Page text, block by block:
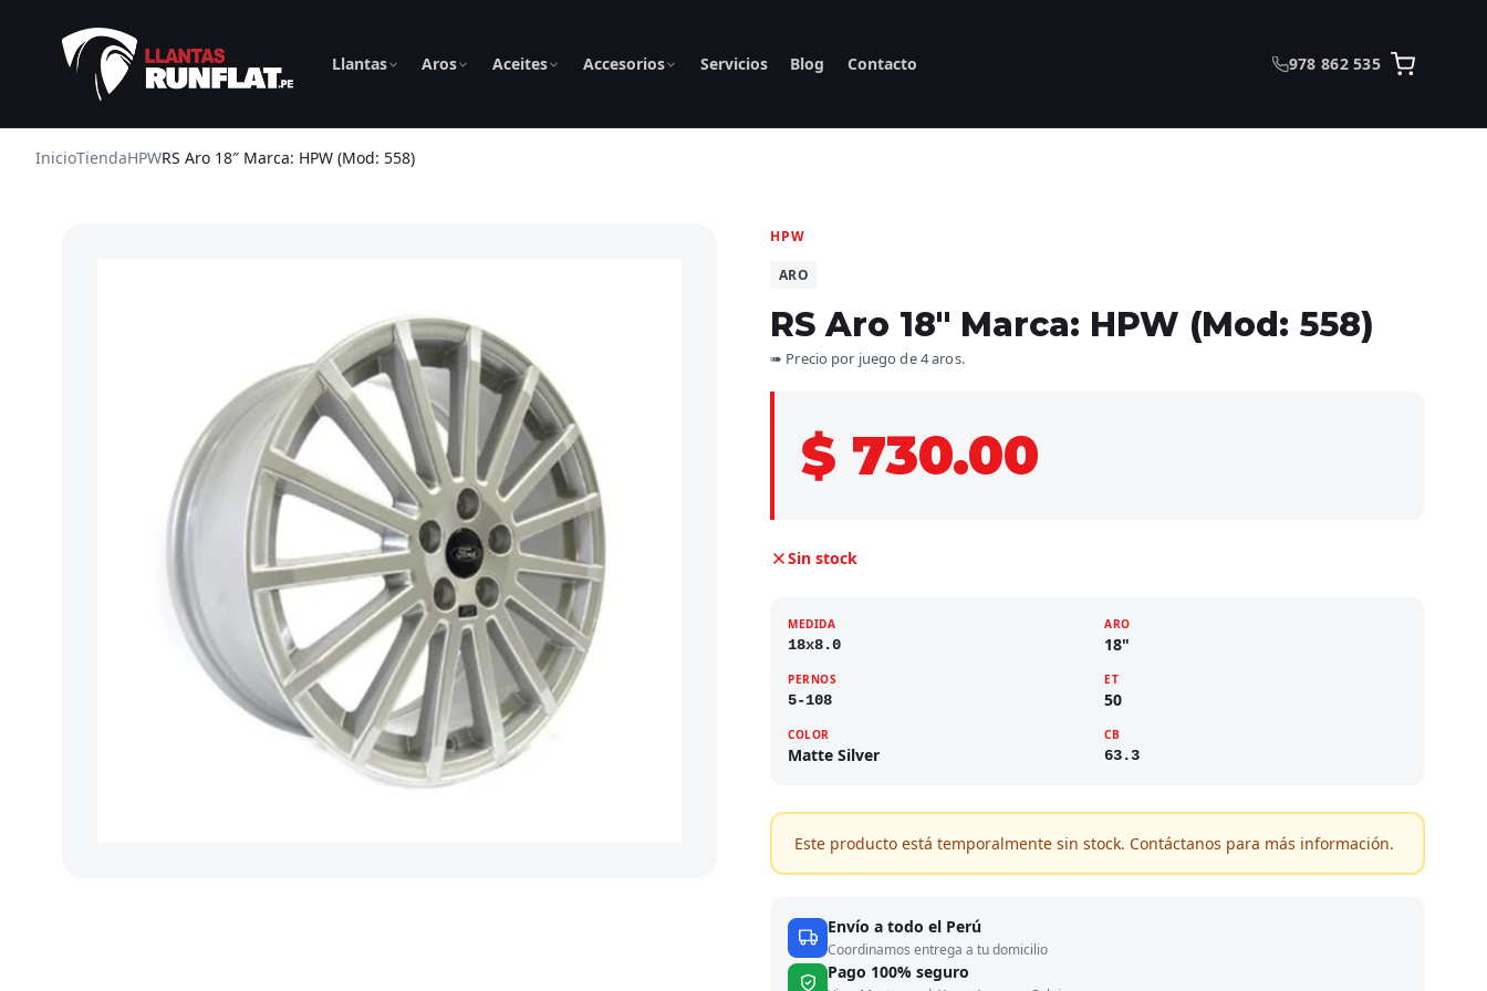
Llantas Aros Aceites Accesorios Servicios Blog Contacto 978 862 535
InicioTiendaHPWRS Aro 18″ Marca: HPW (Mod: 558)
HPW
ARO
RS Aro 18″ Marca: HPW (Mod: 558)
➠ Precio por juego de 4 aros.
$ 730.00
Sin stock
MEDIDA
18x8.0
ARO
18"
PERNOS
5-108
ET
50
COLOR
Matte Silver
CB
63.3
Este producto está temporalmente sin stock. Contáctanos para más información.
Envío a todo el Perú
Coordinamos entrega a tu domicilio
Pago 100% seguro